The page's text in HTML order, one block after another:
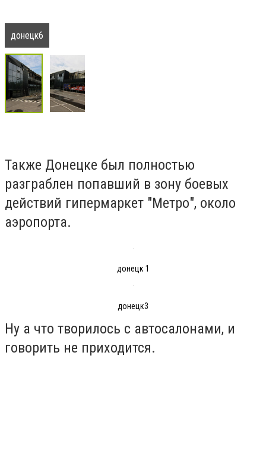
донецк6
Также Донецке был полностью
разграблен попавший в зону боевых
действий гипермаркет "Метро", около
аэропорта.
донецк 1
донецк3
Ну а что творилось с автосалонами, и
говорить не приходится.